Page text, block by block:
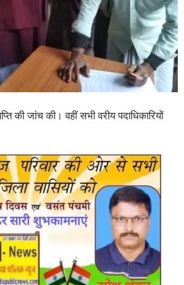
की जांच की। वहीं सभी वरीय पदाधिकारियों